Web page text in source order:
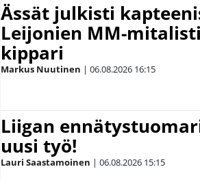
Ässät julkisti
Leijonien MM-
kippari
Markus Nuutinen | 06.08.2026 16:15
Liigan
uusi työ!
Lauri Saastamoinen | 06.08.2026 15:15